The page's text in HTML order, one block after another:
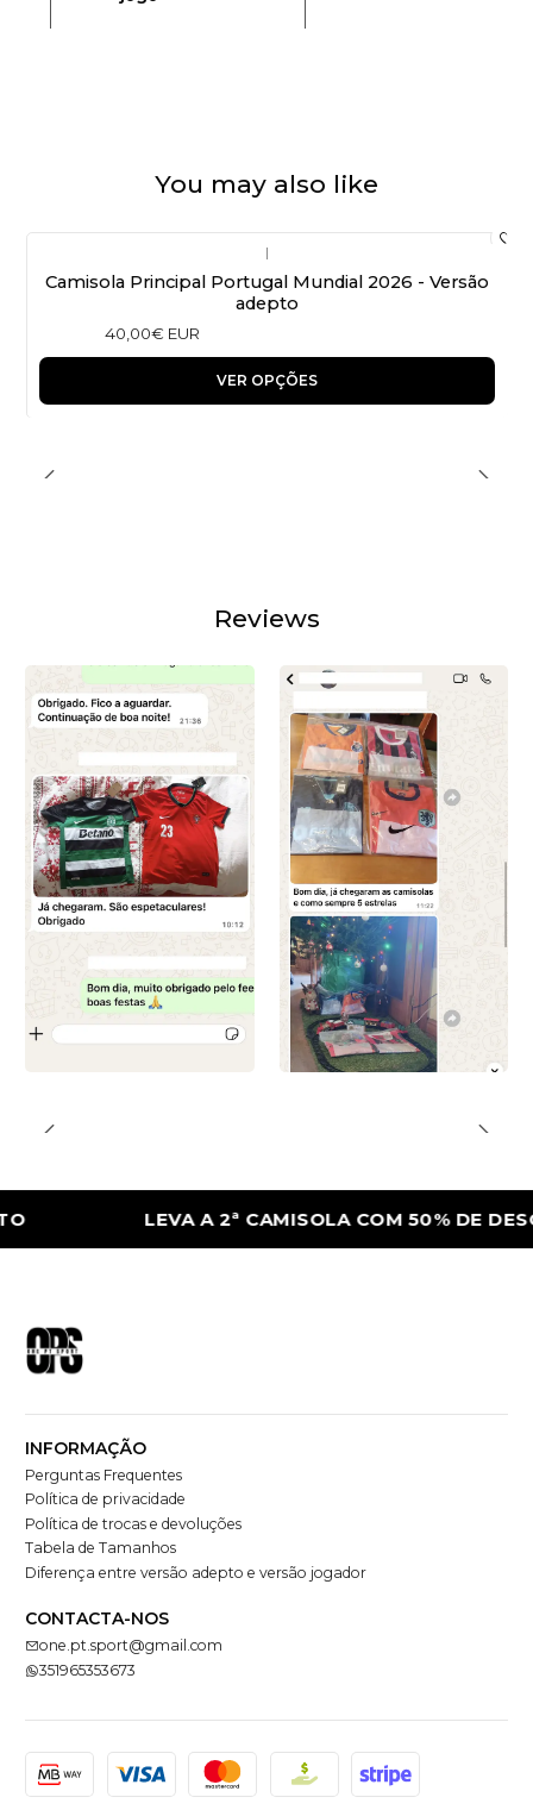
You may also like
|
Camisola Principal Portugal Mundial 2026 - Versão
adepto
40,00€ EUR
VER OPÇÕES
Reviews
LEVA A 2ª CAMISOLA COM 50% DE DESCONTO
INFORMAÇÃO
Perguntas Frequentes
Política de privacidade
Política de trocas e devoluções
Tabela de Tamanhos
Diferença entre versão adepto e versão jogador
CONTACTA-NOS
one.pt.sport@gmail.com
351965353673